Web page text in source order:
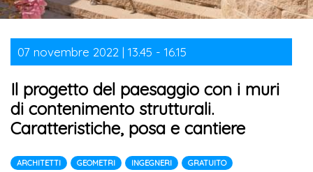
07 novembre 2022 | 13.45 - 16.15
Il progetto del paesaggio con i muri
di contenimento strutturali.
Caratteristiche, posa e cantiere
ARCHITETTI GEOMETRI INGEGNERI
GRATUITO